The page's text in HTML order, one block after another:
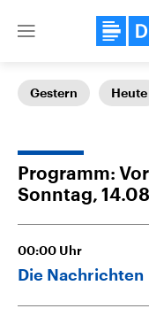
Close
Landtagswahl
Gestern Heute
Programm:
Sonntag,
00:00 Uhr
Die Nachrichten